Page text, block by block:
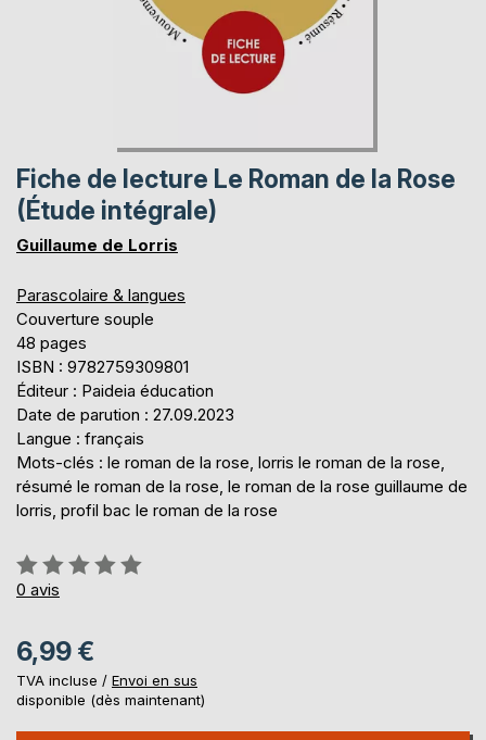
Fiche de lecture Le Roman de la Rose
(Étude intégrale)
Guillaume de Lorris
Parascolaire & langues
Couverture souple
48 pages
ISBN : 9782759309801
Éditeur : Paideia éducation
Date de parution : 27.09.2023
Langue : français
Mots-clés : le roman de la rose, lorris le roman de la rose,
résumé le roman de la rose, le roman de la rose guillaume de
lorris, profil bac le roman de la rose
Évaluation:
0%
0 avis
6,99 €
TVA incluse / Envoi en sus
disponible (dès maintenant)